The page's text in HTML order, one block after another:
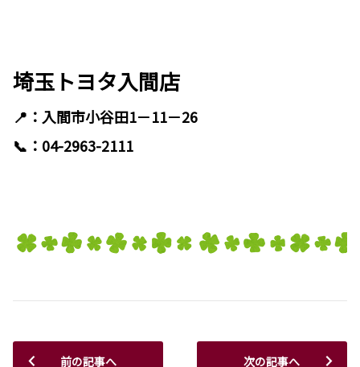
埼玉トヨタ入間店
📍：入間市小谷田1－11－26
📞：04-2963-2111
前の記事へ 次の記事へ